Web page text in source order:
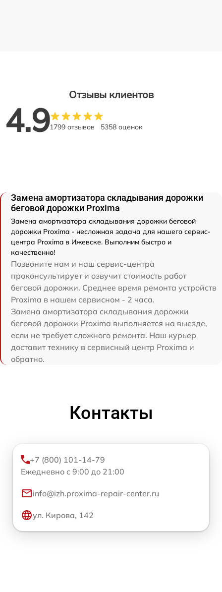
Отзывы клиентов
4.91799 отзывов 5358 оценок
Замена амортизатора складывания дорожки
беговой дорожки Proxima
Замена амортизатора складывания дорожки беговой
дорожки Proxima - несложная задача для нашего сервис-
центра Proxima в Ижевске. Выполним быстро и
качественно!
Позвоните нам и наш сервис-центра
проконсультирует и озвучит стоимость работ
беговой дорожки. Среднее время ремонта устройств
Proxima в нашем сервисном - 2 часа.
Замена амортизатора складывания дорожки
беговой дорожки Proxima выполняется на выезде,
если не требует сложного ремонта. Наш курьер
доставит технику в сервисный центр Proxima и
обратно.
Контакты
+7 (800) 101-14-79
Ежедневно с 9:00 до 21:00
info@izh.proxima-repair-center.ru
ул. Кирова, 142